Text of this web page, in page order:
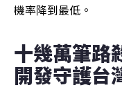
機率降到最低。
十幾萬筆路
開發守護台